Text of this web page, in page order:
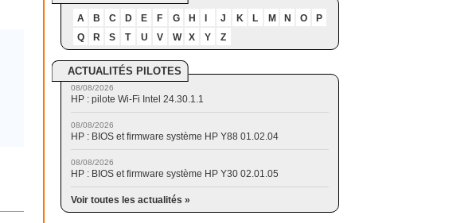
A B C D E F G H J K L M N O
P
Q
R S T U V W X Y Z
ACTUALITÉS PILOTES
08/08/2026
HP : pilote Wi-Fi Intel 24.30.1.1
08/08/2026
HP : BIOS et firmware système HP Y88 01.02.04
08/08/2026
HP : BIOS et firmware système HP Y30 02.01.05
Voir toutes les actualités »